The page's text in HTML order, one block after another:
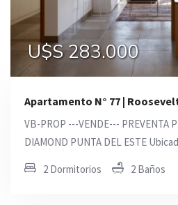
U$S 283.000
Apartamento N° 77 |
VB-PROP ---VENDE--- PREVENTA
DIAMOND PUNTA DEL ESTE
2 Dormitorios 2 Baños
U$S 110.772
U$S 98.700